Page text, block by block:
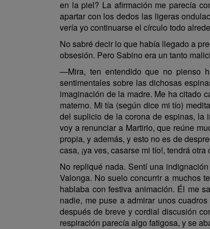
en la piel? La afirmación me parecía
apartar con los dedos las ligeras
vería yo continuarse el círculo todo
No sabré decir lo que había llegado a
obsesión. Pero Sabino era un tanto
—Mira, ten entendido que no pienso
sentimentales sobre las dichosas
imaginación de la madre. Me ha citado
materno. Mi tía (según dice mi tío)
del suplicio de la corona de espinas, la
voy a renunciar a Martirio, que reúne
propia, y además, y esto no es de
casa, ¡ya ves, casarse mi tío!, tendrá
No repliqué nada. Sentí una
Valonga. No suelo concurrir a muchos
hablaba con festiva animación. Él me
nadie, me puse a admirar unos
después de breve y cordial discusión
respiración parecía algo fatigosa, y se